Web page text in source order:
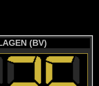
(BV)